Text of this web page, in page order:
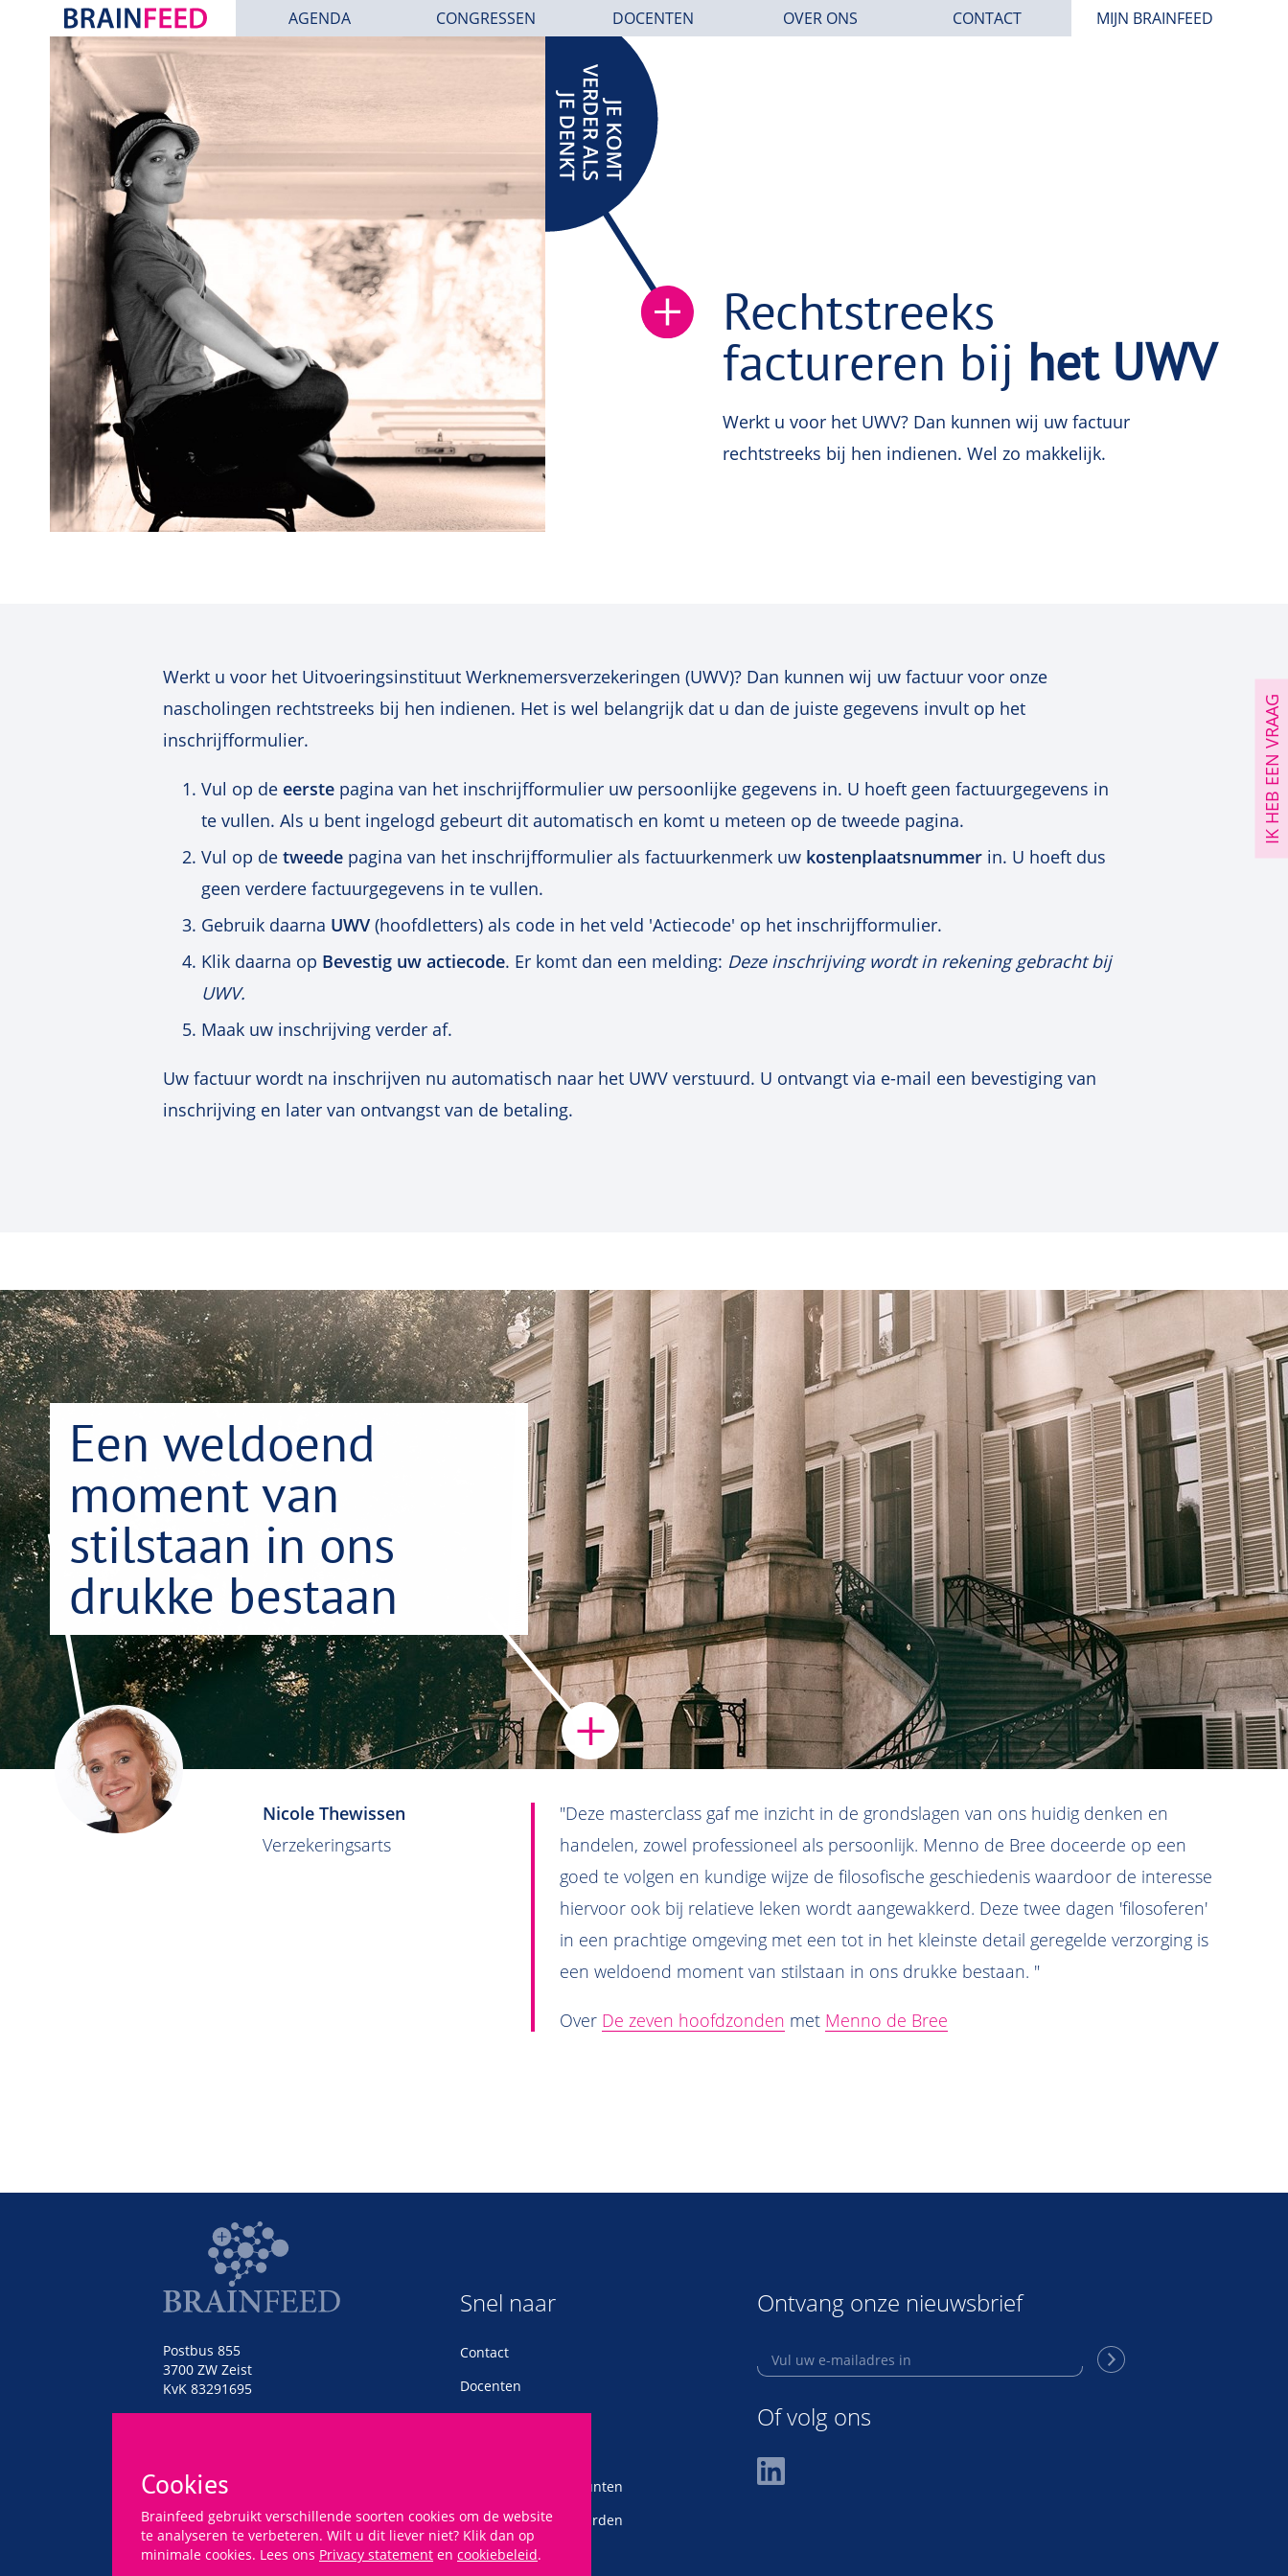
AGENDA CONGRESSEN DOCENTEN OVER ONS CONTACT MIJN BRAINFEED
Rechtstreeks
factureren bij het UWV
Werkt u voor het UWV? Dan kunnen wij uw factuur
rechtstreeks bij hen indienen. Wel zo makkelijk.
Werkt u voor het Uitvoeringsinstituut Werknemersverzekeringen (UWV)? Dan kunnen wij uw factuur voor onze
nascholingen rechtstreeks bij hen indienen. Het is wel belangrijk dat u dan de juiste gegevens invult op het
inschrijfformulier.
Vul op de eerste pagina van het inschrijfformulier uw persoonlijke gegevens in. U hoeft geen factuurgegevens in
te vullen. Als u bent ingelogd gebeurt dit automatisch en komt u meteen op de tweede pagina.
Vul op detweede pagina van het inschrijfformulier als factuurkenmerk uw kostenplaatsnummer in. U hoeft dus
geen verdere factuurgegevens in te vullen.
Gebruik daarna UWV (hoofdletters) als code in het veld 'Actiecode' op het inschrijfformulier.
Klik daarna op Bevestig uw actiecode. Er komt dan een melding: Deze inschrijving wordt in rekening gebracht bij
UWV.
Maak uw inschrijving verder af.
Uw factuur wordt na inschrijven nu automatisch naar het UWV verstuurd. U ontvangt via e-mail een bevestiging van
inschrijving en later van ontvangst van de betaling.
Een weldoend
moment van
stilstaan in ons
drukke bestaan
Nicole Thewissen
Verzekeringsarts
"Deze masterclass gaf me inzicht in de grondslagen van ons huidig denken en
handelen, zowel professioneel als persoonlijk. Menno de Bree doceerde op een
goed te volgen en kundige wijze de filosofische geschiedenis waardoor de interesse
hiervoor ook bij relatieve leken wordt aangewakkerd. Deze twee dagen 'filosoferen'
in een prachtige omgeving met een tot in het kleinste detail geregelde verzorging is
een weldoend moment van stilstaan in ons drukke bestaan. "
Over De zeven hoofdzonden met Menno de Bree
IK HEB EEN VRAAG
Postbus 855
3700 ZW Zeist
KvK 83291695
Snel naar
Contact
Docenten
Locaties
ABAN accreditatiepunten
Annuleringsvoorwaarden
Klachtenregeling
Ontvang onze nieuwsbrief
Of volg ons
Cookies
Brainfeed gebruikt verschillende soorten cookies om de website
te analyseren te verbeteren. Wilt u dit liever niet? Klik dan op
minimale cookies. Lees ons Privacy statement en cookiebeleid.